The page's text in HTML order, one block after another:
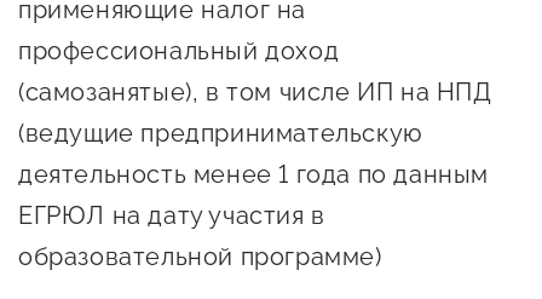
Центр информационно-
консультационного
О центре
Поддержка центра
Онлайн-витрина
Центр образовательных
программ и молодежного
предпринимательства
применяющие налог на
профессиональный доход
(самозанятые), в том числе ИП на НПД
(ведущие предпринимательскую
деятельность менее 1 года по данным
ЕГРЮЛ на дату участия в
образовательной программе)